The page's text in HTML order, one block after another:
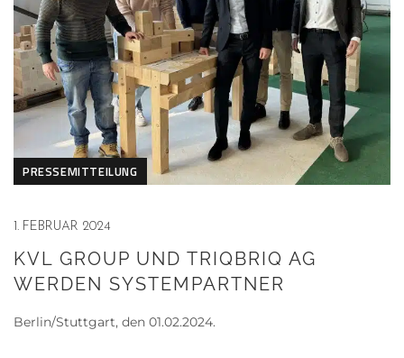
PRESSEMITTEILUNG
1. FEBRUAR 2024
KVL GROUP UND TRIQBRIQ AG
WERDEN SYSTEMPARTNER
Berlin/Stuttgart, den 01.02.2024.